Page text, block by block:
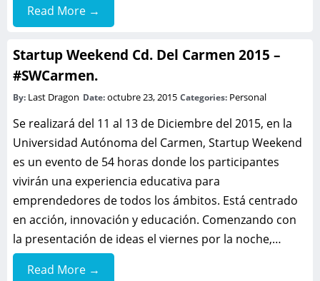
Read More →
Startup Weekend Cd. Del Carmen 2015 –
#SWCarmen.
By: Last Dragon Date:octubre 23, 2015 Categories: Personal
Se realizará del 11 al 13 de Diciembre del 2015, en la
Universidad Autónoma del Carmen, Startup Weekend
es un evento de 54 horas donde los participantes
vivirán una experiencia educativa para
emprendedores de todos los ámbitos. Está centrado
en acción, innovación y educación. Comenzando con
la presentación de ideas el viernes por la noche,…
Read More →